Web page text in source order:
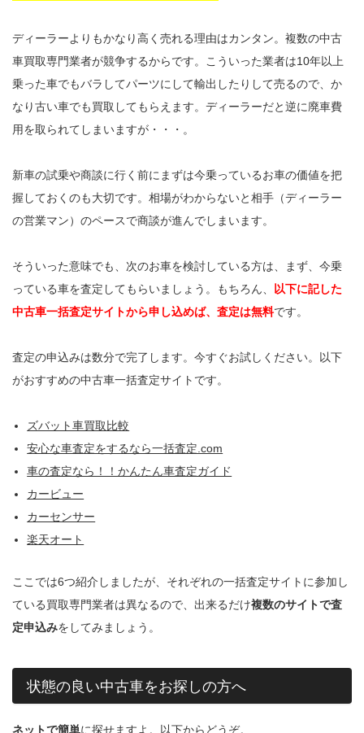
ディーラーよりもかなり高く売れる理由はカンタン。複数の中古
車買取専門業者が競争するからです。こういった業者は10年以上
乗った車でもバラしてパーツにして輸出したりして売るので、か
なり古い車でも買取してもらえます。ディーラーだと逆に廃車費
用を取られてしまいますが・・・。
新車の試乗や商談に行く前にまずは今乗っているお車の価値を把
握しておくのも大切です。相場がわからないと相手（ディーラー
の営業マン）のペースで商談が進んでしまいます。
そういった意味でも、次のお車を検討している方は、まず、今乗
っている車を査定してもらいましょう。もちろん、
以下に記した
中古車一括査定サイトから申し込めば、査定は無料です。
査定の申込みは数分で完了します。今すぐお試しください。以下
がおすすめの中古車一括査定サイトです。
ズバット車買取比較
安心な車査定をするなら一括査定.com
車の査定なら！！かんたん車査定ガイド
カービュー
カーセンサー
楽天オート
ここでは6つ紹介しましたが、それぞれの一括査定サイトに参加し
ている買取専門業者は異なるので、出来るだけ複数のサイトで査
定申込みをしてみましょう。
状態の良い中古車をお探しの方へ
ネットで簡単に探せますよ。以下からどうぞ。